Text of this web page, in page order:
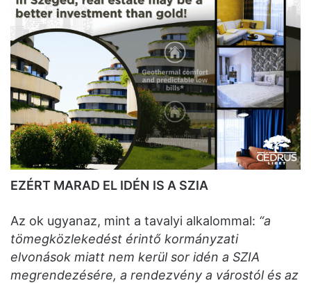
EZÉRT MARAD EL IDÉN IS A SZIA
Az ok ugyanaz, mint a tavalyi alkalommal: “a
tömegközlekedést érintő kormányzati
elvonások miatt nem kerül sor idén a SZIA
megrendezésére, a rendezvény a várostól és az